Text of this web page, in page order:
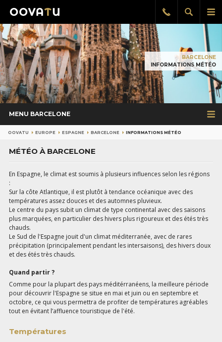
le
Afficher
la
Rappel
gratuit
BARCELONE
INFORMATIONS MÉTÉO
MENU BARCELONE
OOVATU EUROPE ESPAGNE BARCELONE INFORMATIONS MÉTÉO
MÉTÉO À BARCELONE
En Espagne, le climat est soumis à plusieurs influences selon les régions
:
Sur la côte Atlantique, il est plutôt à tendance océanique avec des
températures assez douces et des automnes pluvieux.
Le centre du pays subit un climat de type continental avec des saisons
plus marquées, en particulier des hivers plus rigoureux et des étés très
chauds.
Le Sud de l'Espagne jouit d'un climat méditerranée, avec de rares
précipitation (principalement pendant les intersaisons), des hivers doux
et des étés très chauds.
Quand partir ?
Comme pour la plupart des pays méditérranéens, la meilleure période
pour découvrir l'Espagne se situe en mai et juin ou en septembre et
octobre, ce qui vous permettra de profiter de températures agréables
tout en évitant l’affluence touristique de l'été.
Températures